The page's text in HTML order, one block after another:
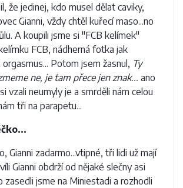
že jedinej, kdo musel dělat caviky,
Gianni, vždy chtěl kuřecí maso...no
A koupili jsme si "FCB kelímek"
FCB, nádherná fotka jak
Potom jsem žasnul, Ty
ne, je tam přece jen znak... ano
vzali neumyly je a smrděli nám celou
tři na parapetu...
Gianni zadarmo...vtipné, tři lidi už mají
Gianni obdrží od nějaké slečny asi
zasedli jsme na Miniestadi a rozhodli